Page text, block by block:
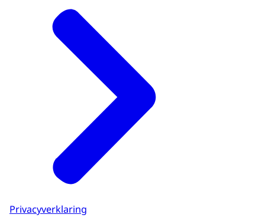
Privacyverklaring